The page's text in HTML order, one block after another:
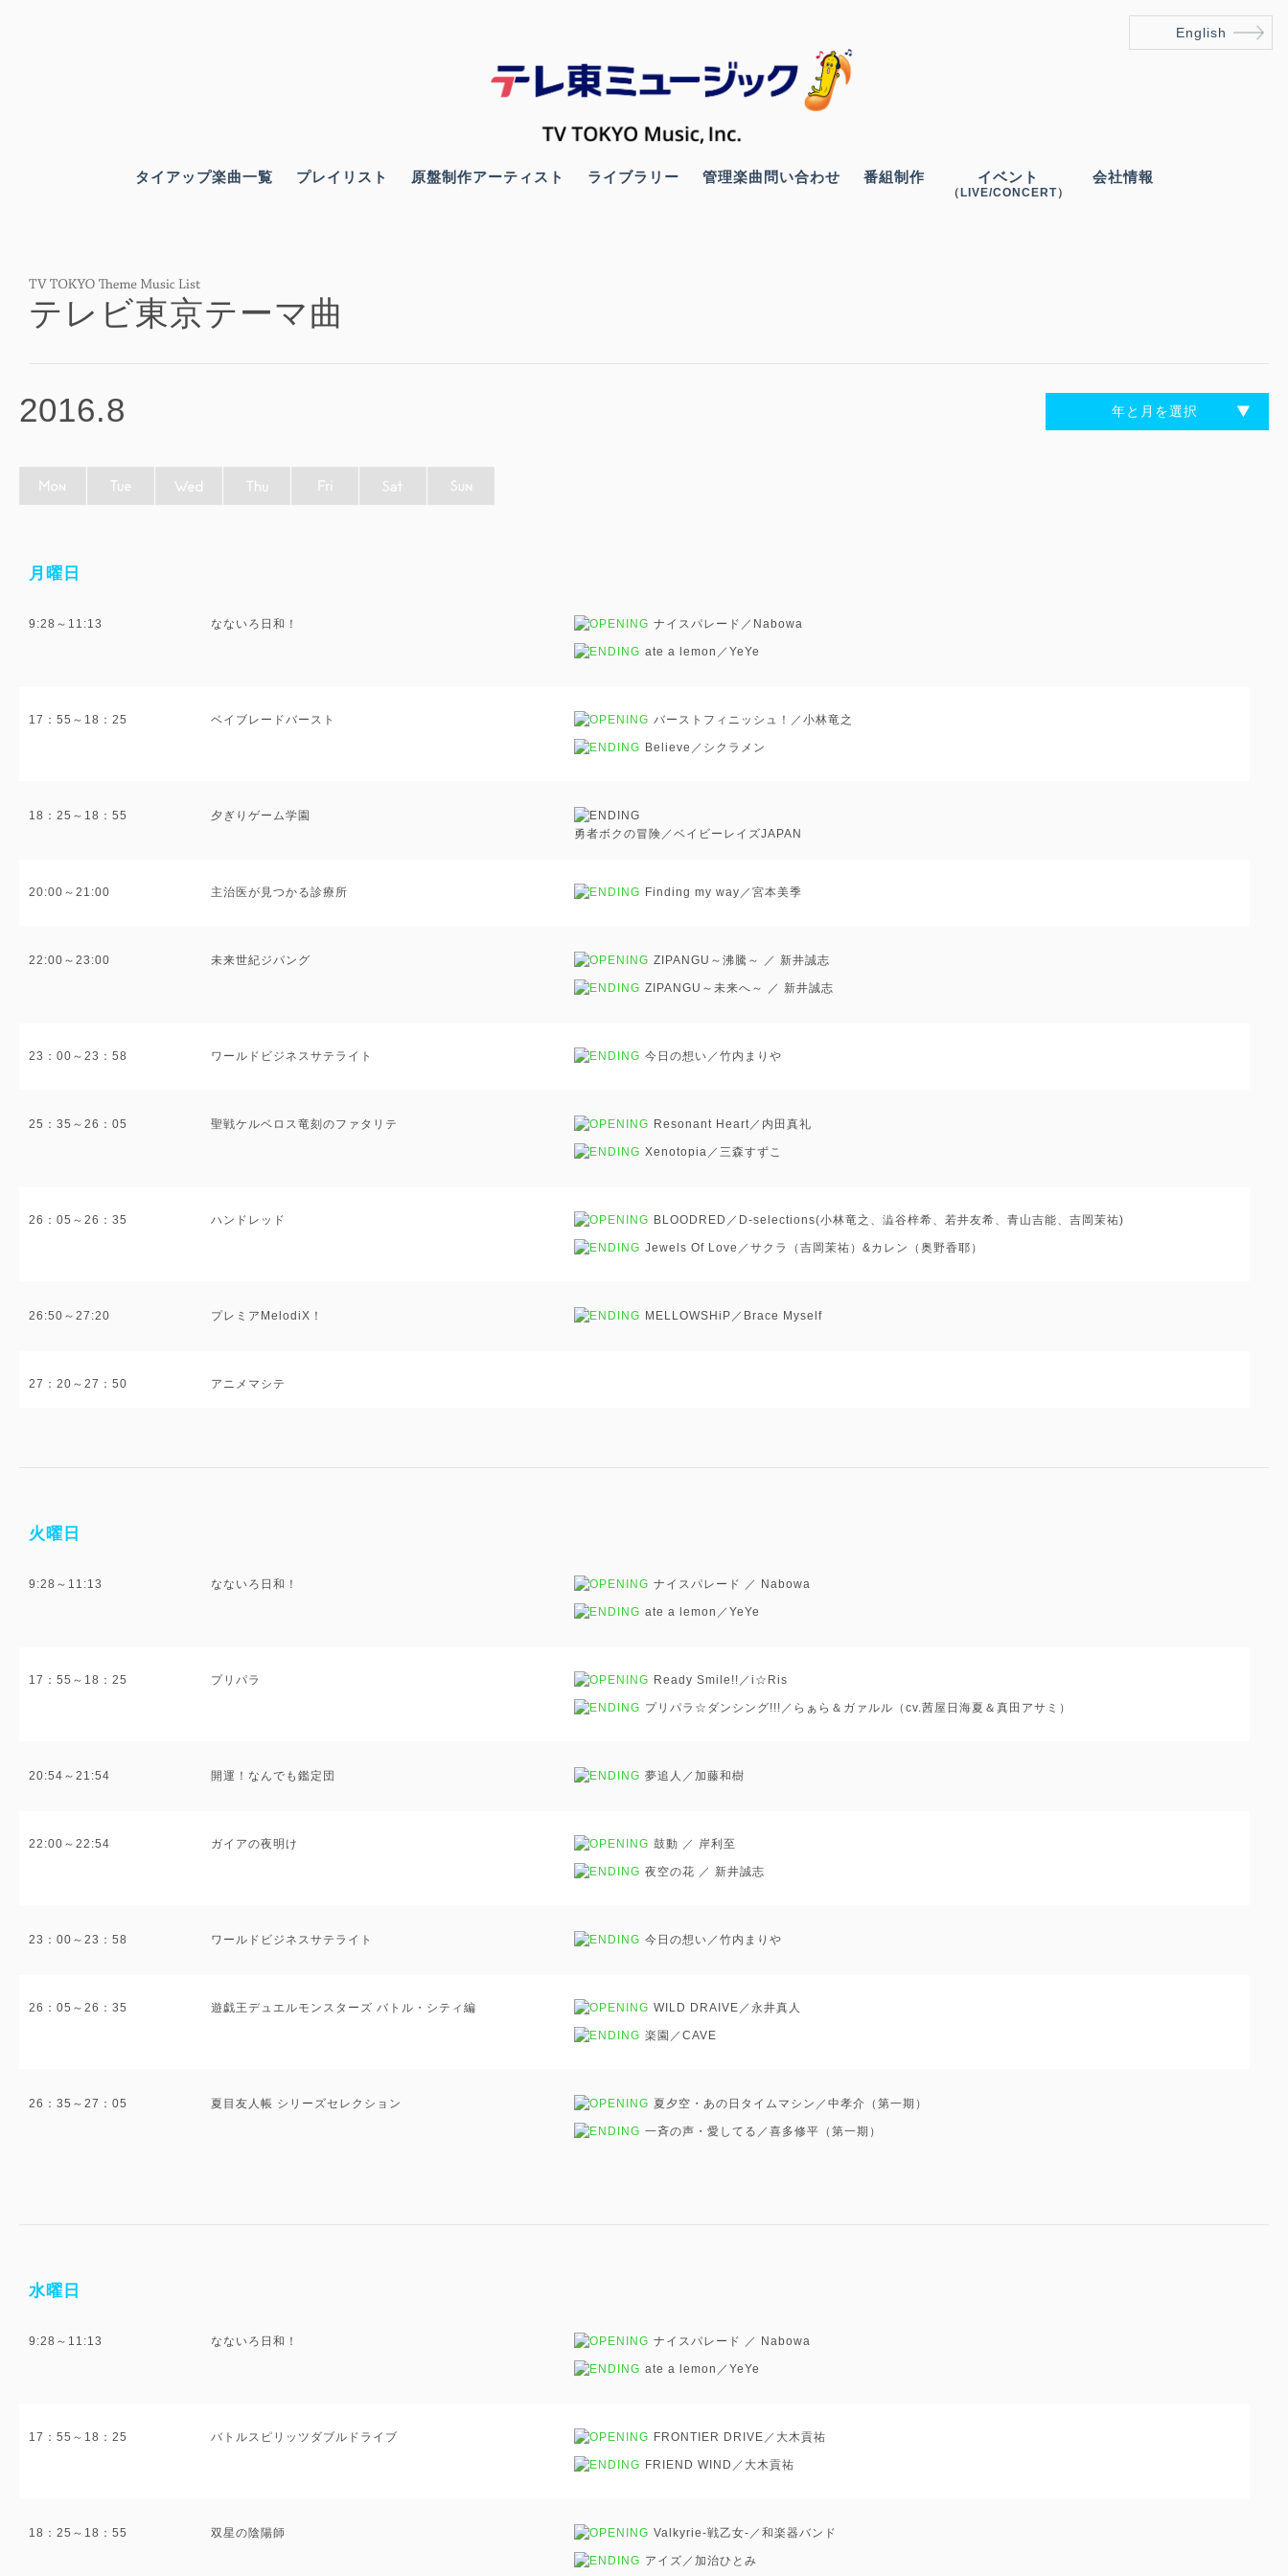
タイアップ楽曲一覧 プレイリスト 原盤制作アーティスト ライブラリー 管理楽曲問い合わせ 番組制作 イベント
（LIVE/CONCERT）
会社情報
English
テレビ東京テーマ曲
2016.8 年と月を選択
月曜日
9:28～11:13 なないろ日和！ ナイスパレード／Nabowa
ate a lemon／YeYe
17：55～18：25 ベイブレードバースト バーストフィニッシュ！／小林竜之
Believe／シクラメン
18：25～18：55
夕ぎりゲーム学園
勇者ボクの冒険／ベイビーレイズJAPAN
20:00～21:00 主治医が見つかる診療所 Finding my way／宮本美季
22:00～23:00 未来世紀ジパング ZIPANGU～沸騰～ ／ 新井誠志
ZIPANGU～未来へ～ ／ 新井誠志
23：00～23：58 ワールドビジネスサテライト 今日の想い／竹内まりや
25：35～26：05 聖戦ケルベロス竜刻のファタリテ Resonant Heart／内田真礼
Xenotopia／三森すずこ
26：05～26：35 ハンドレッド BLOODRED／D-selections(小林竜之、澁谷梓希、若井友希、青山吉能、吉岡茉祐)
Jewels Of Love／サクラ（吉岡茉祐）&カレン（奥野香耶）
26:50～27:20 プレミアMelodiX！ MELLOWSHiP／Brace Myself
27：20～27：50 アニメマシテ
火曜日
9:28～11:13 なないろ日和！ ナイスパレード ／ Nabowa
ate a lemon／YeYe
17：55～18：25 プリパラ Ready Smile!!／i☆Ris
プリパラ☆ダンシング!!!／らぁら＆ガァルル（cv.茜屋日海夏＆真田アサミ）
20:54～21:54 開運！なんでも鑑定団 夢追人／加藤和樹
22:00～22:54 ガイアの夜明け 鼓動 ／ 岸利至
夜空の花 ／ 新井誠志
23：00～23：58 ワールドビジネスサテライト 今日の想い／竹内まりや
26：05～26：35 遊戯王デュエルモンスターズ バトル・シティ編 WILD DRAIVE／永井真人
楽園／CAVE
26：35～27：05 夏目友人帳 シリーズセレクション 夏夕空・あの日タイムマシン／中孝介（第一期）
一斉の声・愛してる／喜多修平（第一期）
水曜日
9:28～11:13 なないろ日和！ ナイスパレード ／ Nabowa
ate a lemon／YeYe
17：55～18：25 バトルスピリッツダブルドライブ FRONTIER DRIVE／大木貢祐
FRIEND WIND／大木貢祐
18：25～18：55 双星の陰陽師 Valkyrie-戦乙女-／和楽器バンド
アイズ／加治ひとみ